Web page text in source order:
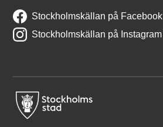
Stockholmskällan på Facebook
Stockholmskällan på Instagram